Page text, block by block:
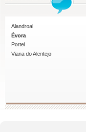
Alandroal
Évora
Portel
Viana do Alentejo